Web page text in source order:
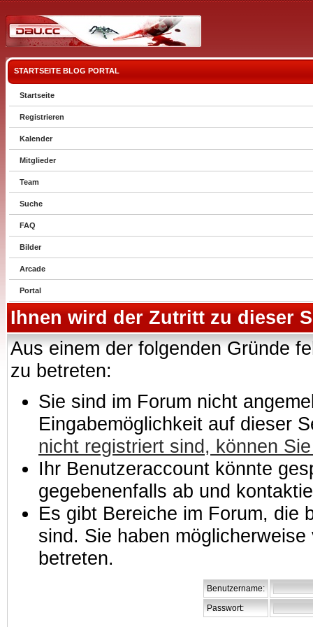
STARTSEITE BLOG PORTAL
Startseite
Registrieren
Kalender
Mitglieder
Team
Suche
FAQ
Bilder
Arcade
Portal
Ihnen wird der Zutritt zu dieser
Aus einem der folgenden Gründe
zu betreten:
Sie sind im Forum nicht
Eingabemöglichkeit auf dieser
nicht registriert sind, können
Ihr Benutzeraccount könnte
gegebenenfalls ab und
Es gibt Bereiche im Forum, die
sind. Sie haben
betreten.
Benutzername:
Passwort: